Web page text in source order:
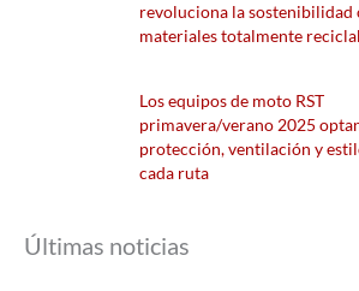
revoluciona la sostenibilidad
materiales totalmente
Los equipos de moto RST
primavera/verano 2025
protección, ventilación y
cada ruta
Últimas noticias